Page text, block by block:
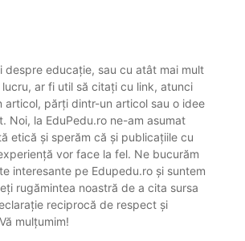
despre educație, sau cu atât mai mult
ar fi util să citați cu link, atunci
articol, părți dintr-un articol sau o idee
Noi, la EduPedu.ro ne-am asumat
etică și sperăm că și publicațiile cu
vor face la fel. Ne bucurăm
interesante pe Edupedu.ro și suntem
rugămintea noastră de a cita sursa
reciprocă de respect și
mulțumim!